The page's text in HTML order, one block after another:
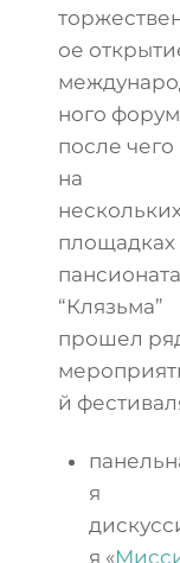
ое
ного
после чего
на
площадках
пансионата
“Клязьма”
прошел
й
я
я «